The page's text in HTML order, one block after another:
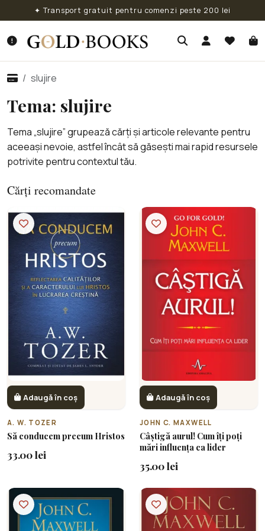
✦ Transport gratuit pentru comenzi peste 200 lei
slujire
Tema: slujire
Tema „slujire” grupează cărți și articole relevante pentru
aceeași nevoie, astfel încât să găsești mai rapid resursele
potrivite pentru contextul tău.
Cărți recomandate
Adaugă în coș
A. W. TOZER
Să conducem precum Hristos
33.00 lei
Adaugă în coș
JOHN C. MAXWELL
Câștigă aurul! Cum îți poți
mări influența ca lider
35.00 lei